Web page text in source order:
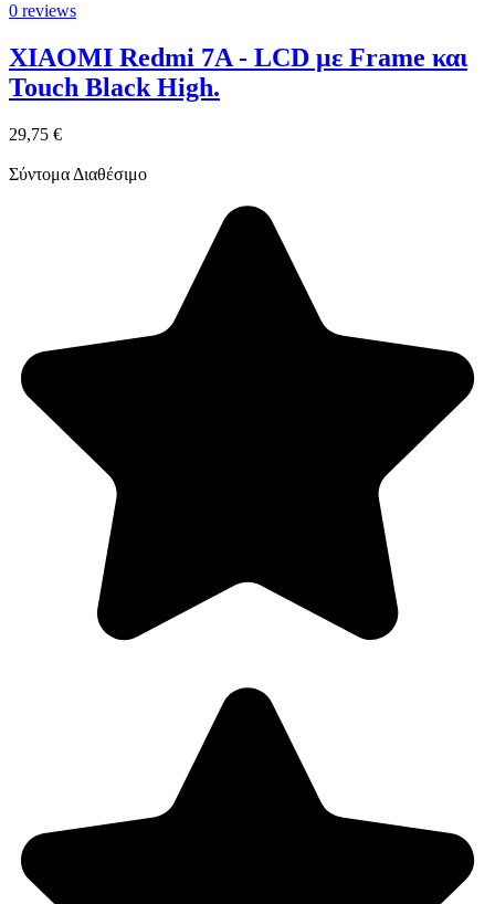
0 reviews
XIAOMI Redmi 7A - LCD με Frame και
Touch Black High.
29,75 €
Σύντομα Διαθέσιμο